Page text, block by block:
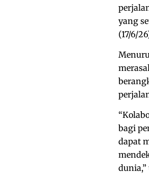
yang
(17/6/
bagi
dapat